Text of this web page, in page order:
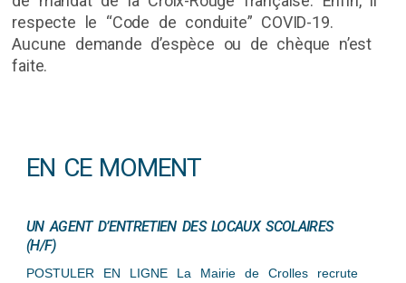
respecte le “Code de conduite” COVID-19.
Aucune demande d’espèce ou de chèque n’est
faite.
EN CE MOMENT
UN AGENT D’ENTRETIEN DES LOCAUX SCOLAIRES
(H/F)
POSTULER EN LIGNE La Mairie de Crolles recrute